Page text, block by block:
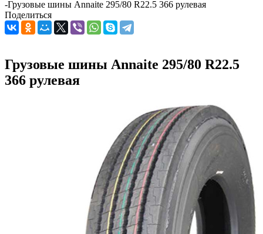
-Грузовые шины Annaite 295/80 R22.5 366 рулевая
Поделиться
Грузовые шины Annaite 295/80 R22.5
366 рулевая